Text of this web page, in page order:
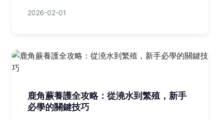
2026-02-01
鹿角蕨養護全攻略：從澆水到繁殖，新手
必學的關鍵技巧